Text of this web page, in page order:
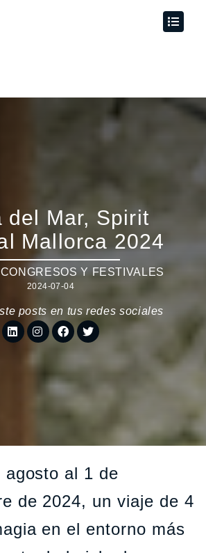
del Mar, Spirit
Mallorca 2024
CONGRESOS Y FESTIVALES
2024-07-04
posts en tus redes sociales
agosto al 1 de
de 2024, un viaje de 4
en el entorno más